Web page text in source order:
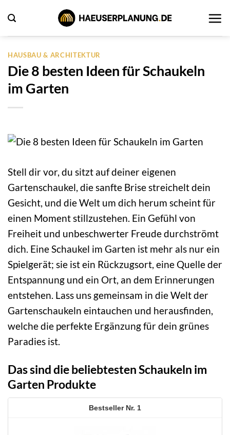
Inhalt
springen
HAUSBAU & ARCHITEKTUR
Die 8 besten Ideen für Schaukeln
im Garten
Stell dir vor, du sitzt auf deiner eigenen
Gartenschaukel, die sanfte Brise streichelt dein
Gesicht, und die Welt um dich herum scheint für
einen Moment stillzustehen. Ein Gefühl von
Freiheit und unbeschwerter Freude durchströmt
dich. Eine Schaukel im Garten ist mehr als nur ein
Spielgerät; sie ist ein Rückzugsort, eine Quelle der
Entspannung und ein Ort, an dem Erinnerungen
entstehen. Lass uns gemeinsam in die Welt der
Gartenschaukeln eintauchen und herausfinden,
welche die perfekte Ergänzung für dein grünes
Paradies ist.
Das sind die beliebtesten Schaukeln im
Garten Produkte
1